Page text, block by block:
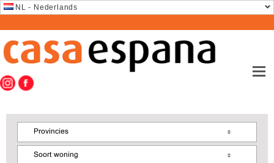
NL - Nederlands
Provincies
Soort woning